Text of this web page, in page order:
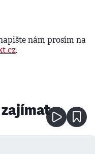
nám prosím na
.